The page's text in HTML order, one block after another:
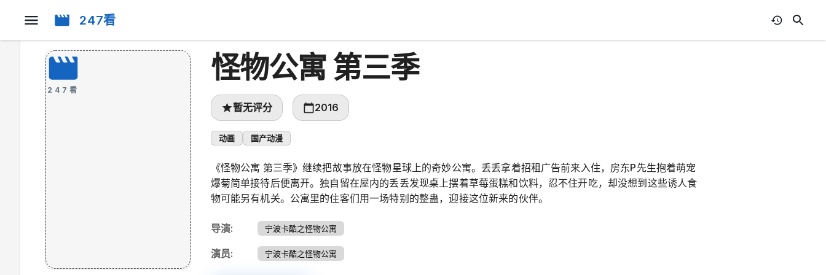
247看
247看
怪物公寓 第三季
暂无评分 2016
动画 国产动漫
《怪物公寓 第三季》继续把故事放在怪物星球上的奇妙公寓。丢丢拿着招租广告前来入住，房东P先生抱着萌宠
爆菊简单接待后便离开。独自留在屋内的丢丢发现桌上摆着草莓蛋糕和饮料，忍不住开吃，却没想到这些诱人食
物可能另有机关。公寓里的住客们用一场特别的整蛊，迎接这位新来的伙伴。
导演: 宁波卡酷之怪物公寓
演员: 宁波卡酷之怪物公寓